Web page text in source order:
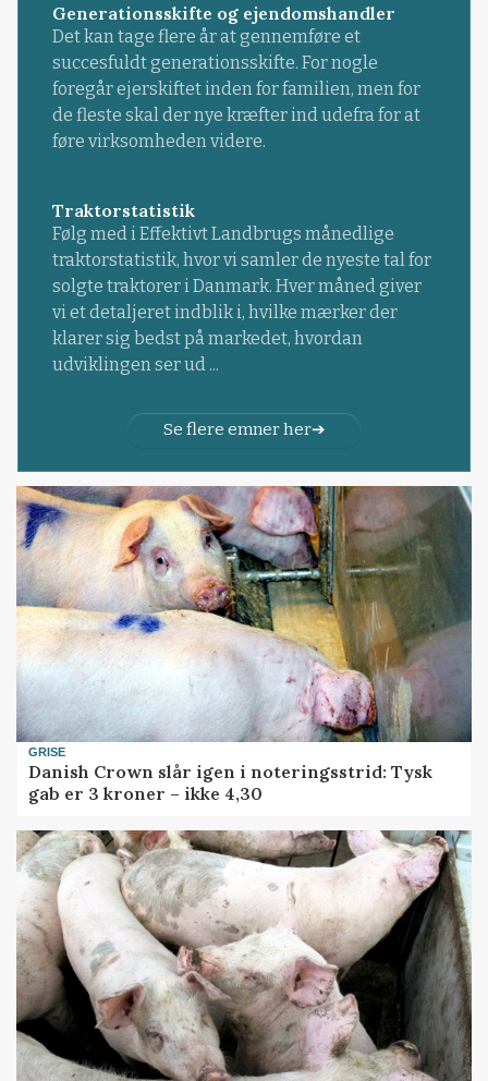
Generationsskifte og ejendomshandler
Det kan tage flere år at gennemføre et
succesfuldt generationsskifte. For nogle
foregår ejerskiftet inden for familien, men for
de fleste skal der nye kræfter ind udefra for at
føre virksomheden videre.
Traktorstatistik
Følg med i Effektivt Landbrugs månedlige
traktorstatistik, hvor vi samler de nyeste tal for
solgte traktorer i Danmark. Hver måned giver
vi et detaljeret indblik i, hvilke mærker der
klarer sig bedst på markedet, hvordan
udviklingen ser ud ...
Se flere emner her
GRISE
Danish Crown slår igen i noteringsstrid: Tysk
gab er 3 kroner – ikke 4,30